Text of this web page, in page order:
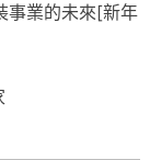
事業的未來[新年